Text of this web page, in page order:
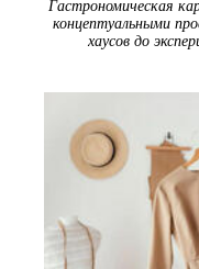
Гастрономическая
концептуальными
хаусов до